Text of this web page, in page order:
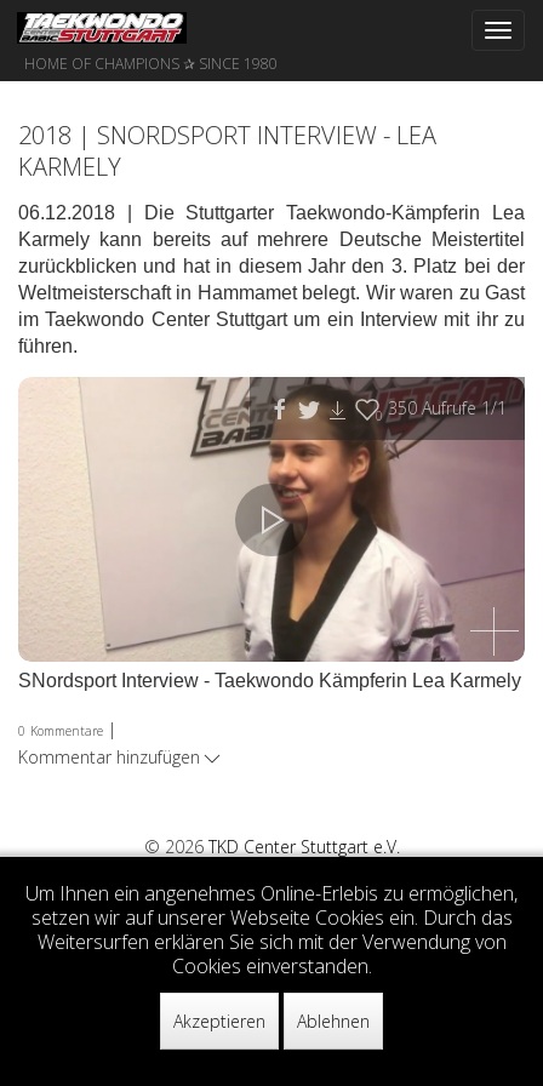
HOME OF CHAMPIONS ✰ SINCE 1980
2018 | SNORDSPORT INTERVIEW - LEA
KARMELY
06.12.2018 | Die Stuttgarter Taekwondo-Kämpferin Lea
Karmely kann bereits auf mehrere Deutsche Meistertitel
zurückblicken und hat in diesem Jahr den 3. Platz bei der
Weltmeisterschaft in Hammamet belegt. Wir waren zu Gast
im Taekwondo Center Stuttgart um ein Interview mit ihr zu
führen.
0 350Aufrufe 1/1
SNordsport Interview - Taekwondo Kämpferin Lea Karmely
0 Kommentare |
Kommentar hinzufügen
© 2026TKD Center Stuttgart e.V.
Um Ihnen ein angenehmes Online-Erlebis zu ermöglichen,
setzen wir auf unserer Webseite Cookies ein. Durch das
Weitersurfen erklären Sie sich mit der Verwendung von
Cookies einverstanden.
Akzeptieren Ablehnen